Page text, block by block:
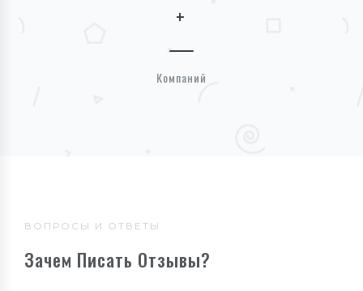
+
Компаний
ВОПРОСЫ И ОТВЕТЫ
Зачем Писать Отзывы?